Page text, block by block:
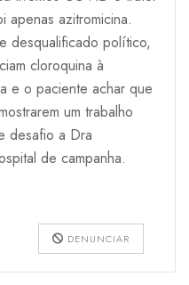
azitromicina.
desqualificado político,
cloroquina à
e o paciente achar que
um trabalho
desafio a Dra
de campanha.
DENUNCIAR